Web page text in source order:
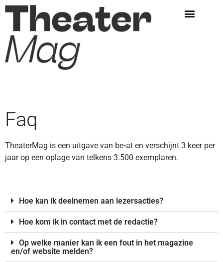
Faq
TheaterMag is een uitgave van be•at en verschijnt 3 keer per
jaar op een oplage van telkens 3.500 exemplaren.
Hoe kan ik deelnemen aan lezersacties?
Hoe kom ik in contact met de redactie?
Op welke manier kan ik een fout in het magazine
en/of website melden?